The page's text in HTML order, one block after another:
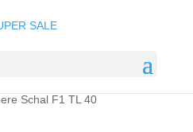
Schal F1 TL 40